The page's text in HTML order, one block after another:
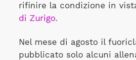
rifinire la condizione in
di Zurigo.
Nel mese di agosto il
pubblicato solo alcuni